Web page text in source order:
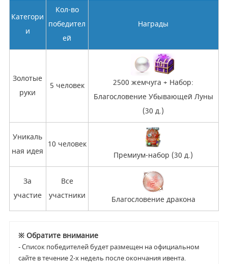
Категори
и
Кол-во
победител
ей
Награды
Золотые
руки
5 человек
2500 жемчуга + Набор:
Благословение Убывающей Луны
(30 д.)
Уникаль
ная идея
10 человек
Премиум-набор (30 д.)
За
участие
Все
участники
Благословение дракона
※ Обратите внимание
-Список победителей будет размещен на официальном
сайте в течение 2-х недель после окончания ивента.